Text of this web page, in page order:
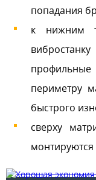
попадания
к нижним
периметру
быстрого
сверху